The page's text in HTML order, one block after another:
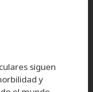
siguen
y